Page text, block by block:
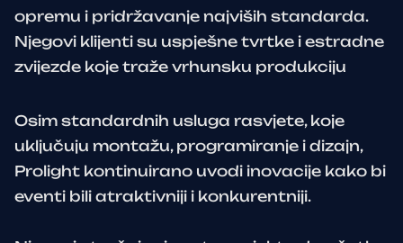
opremu i pridržavanje najviših standarda.
Njegovi klijenti su uspješne tvrtke i estradne
zvijezde koje traže vrhunsku produkciju
Osim standardnih usluga rasvjete, koje
uključuju montažu, programiranje i dizajn,
Prolight kontinuirano uvodi inovacije kako bi
eventi bili atraktivniji i konkurentniji.